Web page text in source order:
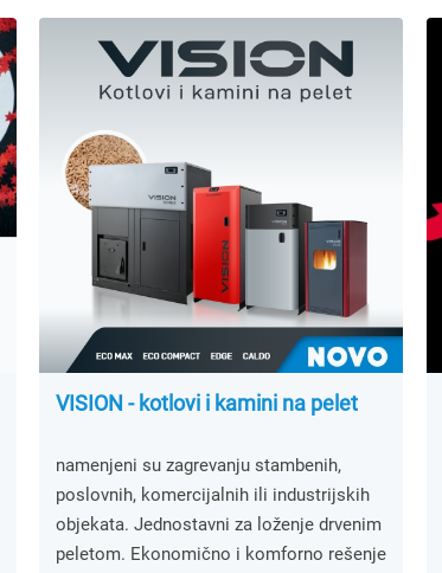
VISION - kotlovi i kamini na pelet
namenjeni su zagrevanju stambenih,
poslovnih, komercijalnih ili industrijskih
objekata. Jednostavni za loženje drvenim
peletom. Ekonomično i komforno rešenje